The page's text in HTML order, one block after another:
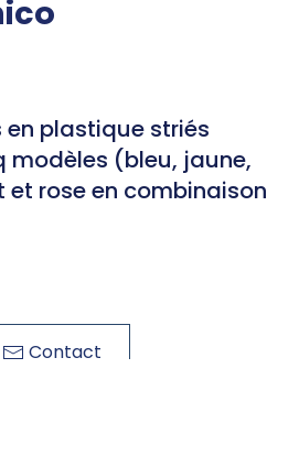
en plastique striés
modèles (bleu, jaune,
rose en combinaison
Contact